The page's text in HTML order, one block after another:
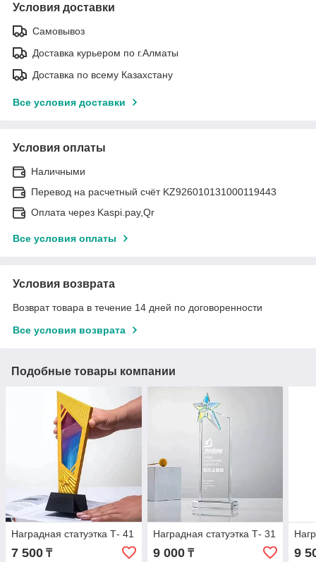
Условия доставки
Самовывоз
Доставка курьером по г.Алматы
Доставка по всему Казахстану
Все условия доставки
Условия оплаты
Наличными
Перевод на расчетный счёт KZ926010131000119443
Оплата через Kaspi.pay,Qr
Все условия оплаты
Условия возврата
Возврат товара в течение 14 дней по договоренности
Все условия возврата
Подобные товары компании
Наградная статуэтка Т- 41
7 500 ₸
Наградная статуэтка Т- 31
9 000₸ 9